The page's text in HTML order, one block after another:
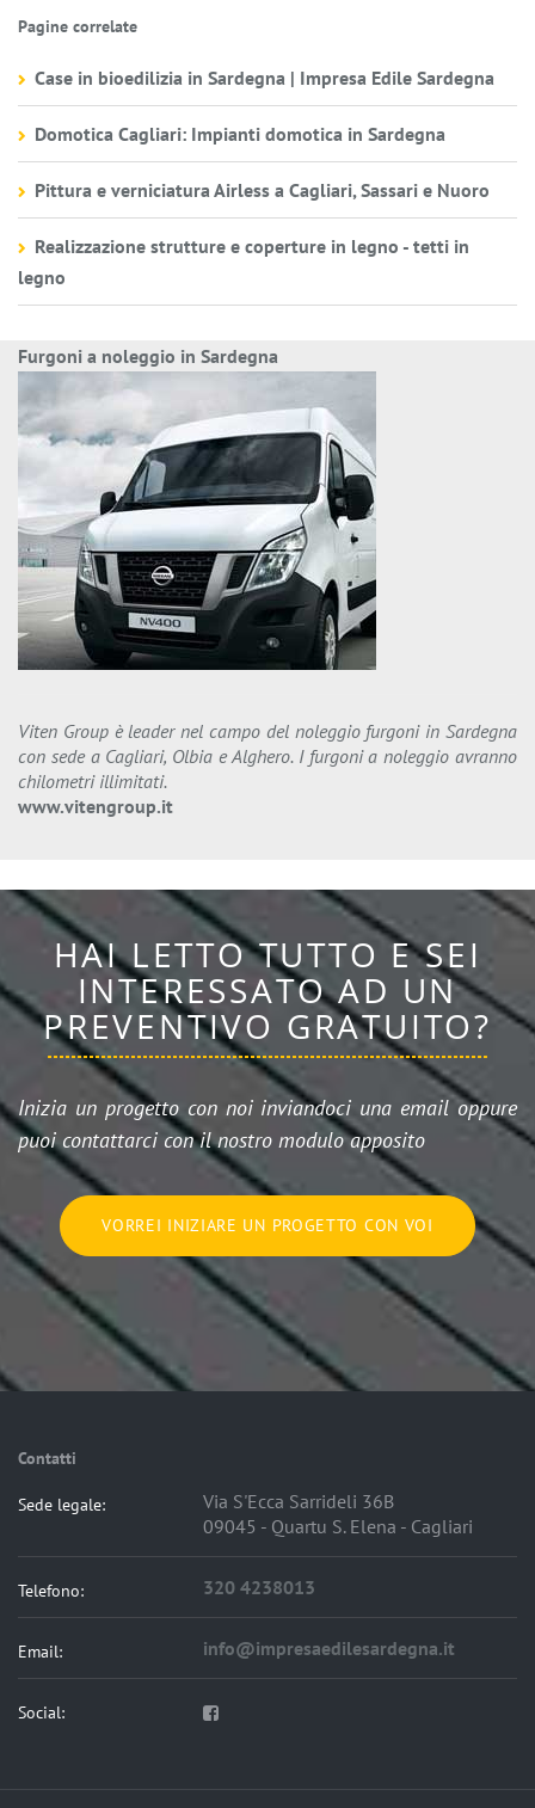
Pagine correlate
Case in bioedilizia in Sardegna | Impresa Edile Sardegna
Domotica Cagliari: Impianti domotica in Sardegna
Pittura e verniciatura Airless a Cagliari, Sassari e Nuoro
Realizzazione strutture e coperture in legno - tetti in
legno
Furgoni a noleggio in Sardegna
Viten Group è leader nel campo del noleggio furgoni in Sardegna
con sede a Cagliari, Olbia e Alghero. I furgoni a noleggio avranno
chilometri illimitati.
www.vitengroup.it
HAI LETTO TUTTO E SEI
INTERESSATO AD UN
PREVENTIVO GRATUITO?
Inizia un progetto con noi inviandoci una email oppure
puoi contattarci con il nostro modulo apposito
VORREI INIZIARE UN PROGETTO CON VOI
Contatti
Sede legale:
Via S'Ecca Sarrideli 36B
09045 - Quartu S. Elena - Cagliari
Telefono: 320 4238013
Email: info@impresaedilesardegna.it
Social: